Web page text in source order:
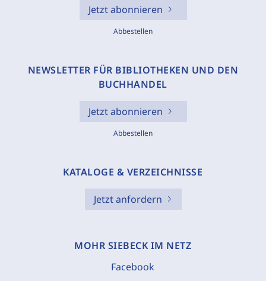
Jetzt abonnieren
Abbestellen
NEWSLETTER FÜR BIBLIOTHEKEN UND DEN
BUCHHANDEL
Jetzt abonnieren
Abbestellen
KATALOGE & VERZEICHNISSE
Jetzt anfordern
MOHR SIEBECK IM NETZ
Facebook